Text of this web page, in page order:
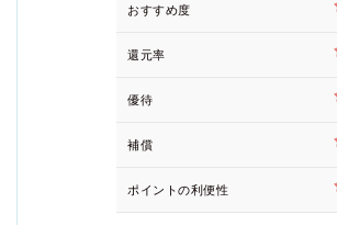
おすすめ度
還元率
優待
補償
ポイントの利便性